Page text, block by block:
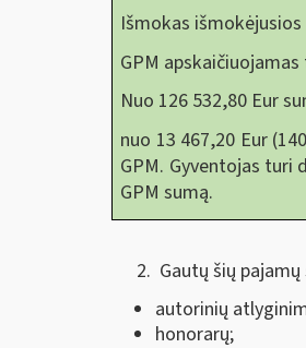
Išmokas išmokėjusios
GPM apskaičiuojamas
Nuo 126 532,80 Eur
nuo 13 467,20 Eur
GPM. Gyventojas turi
GPM sumą.
Gautų šių
autorinių
honorarų;